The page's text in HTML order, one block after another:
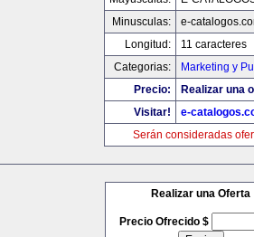
Minusculas:
e-
Longitud:
11 caracteres
Categorias:
Marketing y
Precio:
Realizar una
Visitar!
e-
Serán consideradas
Realizar una Oferta
Precio Ofrecido $